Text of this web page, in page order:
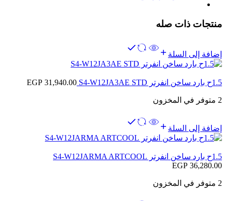
منتجات ذات صله
إضافة إلى السلة
1.5ح بارد ساخن انفرتر S4-W12JA3AE STD EGP 31,940.00
2 متوفر في المخزون
إضافة إلى السلة
1.5ح بارد ساخن انفرتر S4-W12JARMA ARTCOOL
EGP 36,280.00
2 متوفر في المخزون